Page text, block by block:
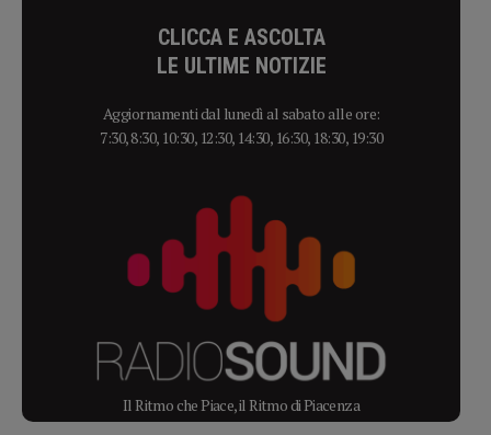
CLICCA E ASCOLTA
LE ULTIME NOTIZIE
Aggiornamenti dal lunedì al sabato alle ore:
7:30, 8:30, 10:30, 12:30, 14:30, 16:30, 18:30, 19:30
Il Ritmo che Piace, il Ritmo di Piacenza